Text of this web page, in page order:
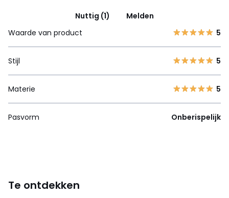
Nuttig (1)
Melden
Waarde van product
5
Stijl 5
Materie 5
Pasvorm Onberispelijk
Te ontdekken